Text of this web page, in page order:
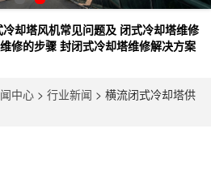
冷却塔风机常见问题及 闭式冷却塔维修
修的步骤 封闭式冷却塔维修解决方案
中心 > 行业新闻 > 横流闭式冷却塔供